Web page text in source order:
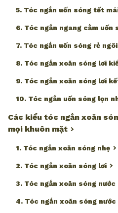
5. Tóc ngắn uốn sóng tết
6. Tóc ngắn ngang cằm uốn
7. Tóc ngắn uốn sóng rẻ ngôi
8. Tóc ngắn xoăn sóng lơi
9. Tóc ngắn xoăn sóng lơi
10. Tóc ngắn uốn sóng lọn
Các kiểu tóc ngắn xoăn
mọi khuôn mặt
1. Tóc ngắn xoăn sóng nhẹ
2. Tóc ngắn xoăn sóng lơi
3. Tóc ngắn xoăn sóng nước
4. Tóc ngắn xoăn sóng